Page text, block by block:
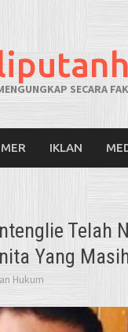
SECARA
IKLAN
Telah
Yang
Hukum